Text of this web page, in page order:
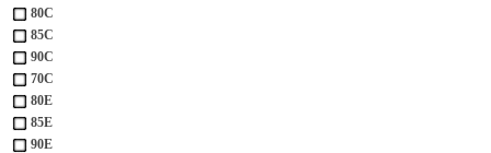
80С
85С
90С
70С
80Е
85Е
90Е